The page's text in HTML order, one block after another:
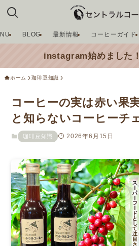
BLOG 最新情報 コーヒーガイド
instagram始めました！
ホーム 珈琲豆知識
コーヒーの実は赤い果
と知らないコーヒーチ
珈琲豆知識 2026年6月15日